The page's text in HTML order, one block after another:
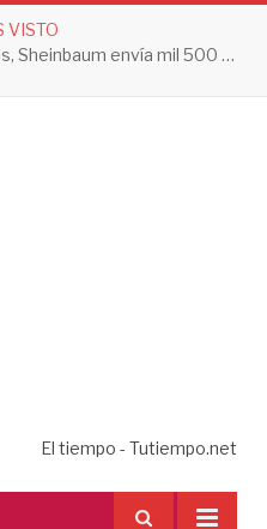
VISTO
Tras presión de Estados Unidos, Sheinbaum envía mil 500 soldados a Michoacán
El tiempo - Tutiempo.net